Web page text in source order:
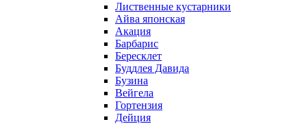
Лиственные кустарники
Айва японская
Акация
Барбарис
Бересклет
Буддлея Давида
Бузина
Вейгела
Гортензия
Дейция